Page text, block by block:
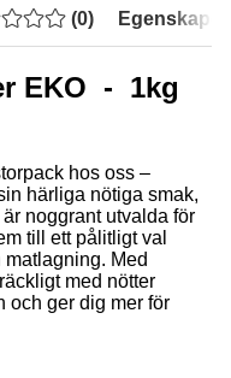
(0) Egenskaper
EKO - 1kg
hos oss –
härliga nötiga smak,
noggrant utvalda för
till ett pålitligt val
Med
med nötter
och ger dig mer för